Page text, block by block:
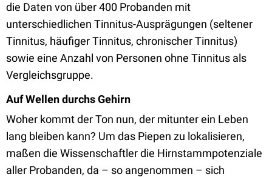
die Daten von über 400 Probanden mit
unterschiedlichen Tinnitus-Ausprägungen (seltener
Tinnitus, häufiger Tinnitus, chronischer Tinnitus)
sowie eine Anzahl von Personen ohne Tinnitus als
Vergleichsgruppe.
Auf Wellen durchs Gehirn
Woher kommt der Ton nun, der mitunter ein Leben
lang bleiben kann? Um das Piepen zu lokalisieren,
maßen die Wissenschaftler die Hirnstammpotenziale
aller Probanden, da – so angenommen – sich